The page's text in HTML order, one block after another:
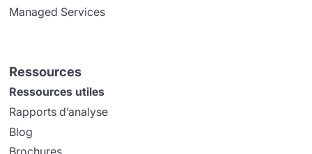
Managed Services
Ressources
Ressources utiles
Rapports d’analyse
Blog